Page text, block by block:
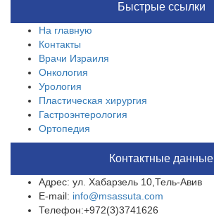
Быстрые ссылки
На главную
Контакты
Врачи Израиля
Онкология
Урология
Пластическая хирургия
Гастроэнтерология
Ортопедия
Контактные данные
Адрес: ул. Хабарзель 10,Тель-Авив
E-mail: info@msassuta.com
Телефон:+972(3)3741626